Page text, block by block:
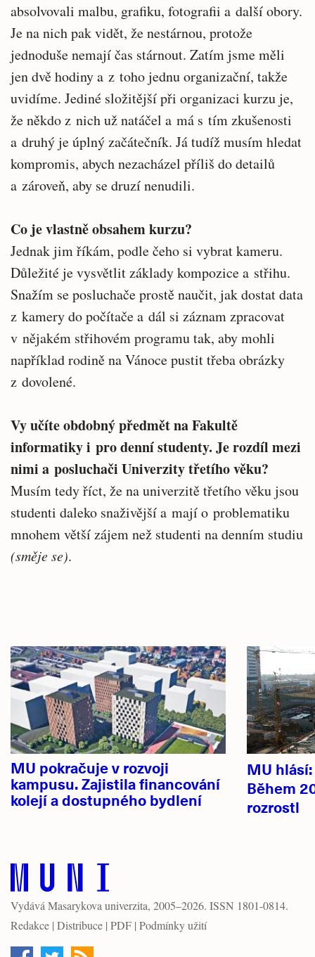
absolvovali malbu, grafiku, fotografii a další obory.
Je na nich pak vidět, že nestárnou, protože
jednoduše nemají čas stárnout. Zatím jsme měli
jen dvě hodiny a z toho jednu organizační, takže
uvidíme. Jediné složitější při organizaci kurzu je,
že někdo z nich už natáčel a má s tím zkušenosti
a druhý je úplný začátečník. Já tudíž musím hledat
kompromis, abych nezacházel příliš do detailů
a zároveň, aby se druzí nenudili.
Co je vlastně obsahem kurzu?
Jednak jim říkám, podle čeho si vybrat kameru.
Důležité je vysvětlit základy kompozice a střihu.
Snažím se posluchače prostě naučit, jak dostat data
z kamery do počítače a dál si záznam zpracovat
v nějakém střihovém programu tak, aby mohli
například rodině na Vánoce pustit třeba obrázky
z dovolené.
Vy učíte obdobný předmět na Fakultě
informatiky i pro denní studenty. Je rozdíl mezi
nimi a posluchači Univerzity třetího věku?
Musím tedy říct, že na univerzitě třetího věku jsou
studenti daleko snaživější a mají o problematiku
mnohem větší zájem než studenti na denním studiu
(směje se).
články
Hlavní
novinky
MU pokračuje v rozvoji
kampusu. Zajistila financování
kolejí a dostupného bydlení
MU
Během
rozrostl
Vydává Masarykova univerzita, 2005–2026. ISSN 1801-0814.
Redakce | Distribuce | PDF | Podmínky užití